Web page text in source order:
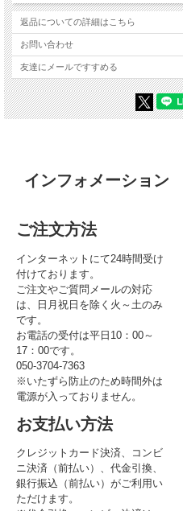
返品についての詳細はこちら
お問い合わせ
友達にメールですすめる
インフォメーション
ご注文方法
インターネットにて24時間受け
付けております。
ご注文やご質問メールの対応
は、日月祝日を除く火～土のみ
です。
お電話の受付は平日10：00～
17：00です。
050-3704-7363
※いたずら防止のため時間外は
電源が入っておりません。
お支払い方法
クレジットカード決済、コンビ
ニ決済（前払い）、代金引換、
銀行振込（前払い）がご利用い
ただけます。